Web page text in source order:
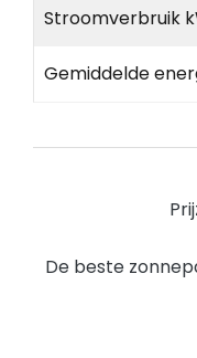
Stroomverbruik
Gemiddelde
De beste